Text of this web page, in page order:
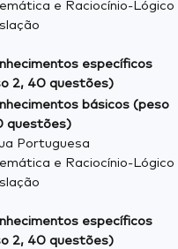
e Raciocínio-Lógico
específicos
2, 40 questões)
básicos (peso
questões)
Portuguesa
e Raciocínio-Lógico
específicos
2, 40 questões)